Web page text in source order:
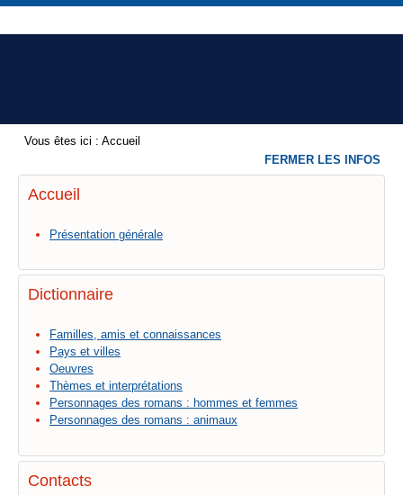
Vous êtes ici : Accueil
Accueil
Présentation générale
Dictionnaire
Familles, amis et connaissances
Pays et villes
Oeuvres
Thèmes et interprétations
Personnages des romans : hommes et femmes
Personnages des romans : animaux
Contacts
FERMER LES INFOS